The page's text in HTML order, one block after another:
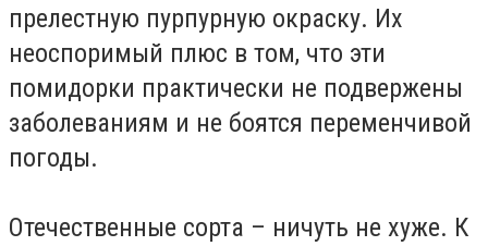
прелестную пурпурную окраску. Их
неоспоримый плюс в том, что эти
помидорки практически не подвержены
заболеваниям и не боятся переменчивой
погоды.
Отечественные сорта – ничуть не хуже. К